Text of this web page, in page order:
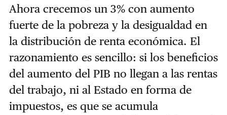
Ahora crecemos un 3% con aumento
fuerte de la pobreza y la desigualdad en
la distribución de renta económica. El
razonamiento es sencillo: si los beneficios
del aumento del PIB no llegan a las rentas
del trabajo, ni al Estado en forma de
impuestos, es que se acumula